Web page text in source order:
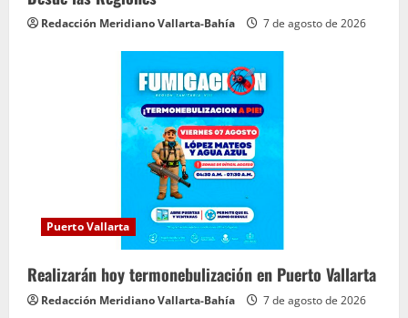
Redacción Meridiano Vallarta-Bahía 7 de agosto de 2026
Puerto Vallarta
Realizarán hoy termonebulización en Puerto Vallarta
Redacción Meridiano Vallarta-Bahía 7 de agosto de 2026